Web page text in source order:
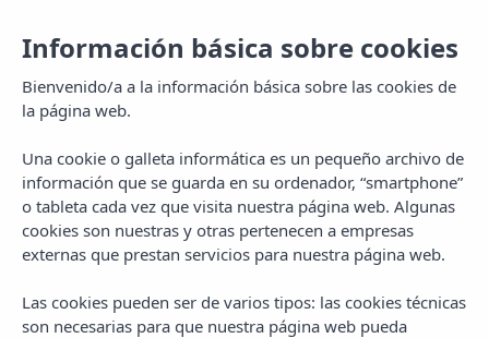
MENU
Información básica sobre cookies
Bienvenido/a a la información básica sobre las cookies de
la página web.
Una cookie o galleta informática es un pequeño archivo de
información que se guarda en su ordenador, “smartphone”
o tableta cada vez que visita nuestra página web. Algunas
cookies son nuestras y otras pertenecen a empresas
externas que prestan servicios para nuestra página web.
Las cookies pueden ser de varios tipos: las cookies técnicas
son necesarias para que nuestra página web pueda